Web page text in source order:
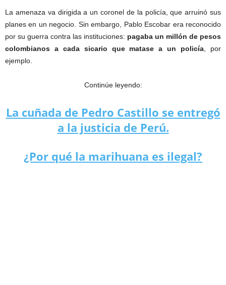
La amenaza va dirigida a un coronel de la policía, que arruinó sus
planes en un negocio. Sin embargo, Pablo Escobar era reconocido
por su guerra contra las instituciones: pagaba un millón de pesos
colombianos a cada sicario que matase a un policía , por
ejemplo.
Continúe leyendo:
La cuñada de Pedro Castillo se entregó
a la justicia de Perú.
¿Por qué la marihuana es ilegal?